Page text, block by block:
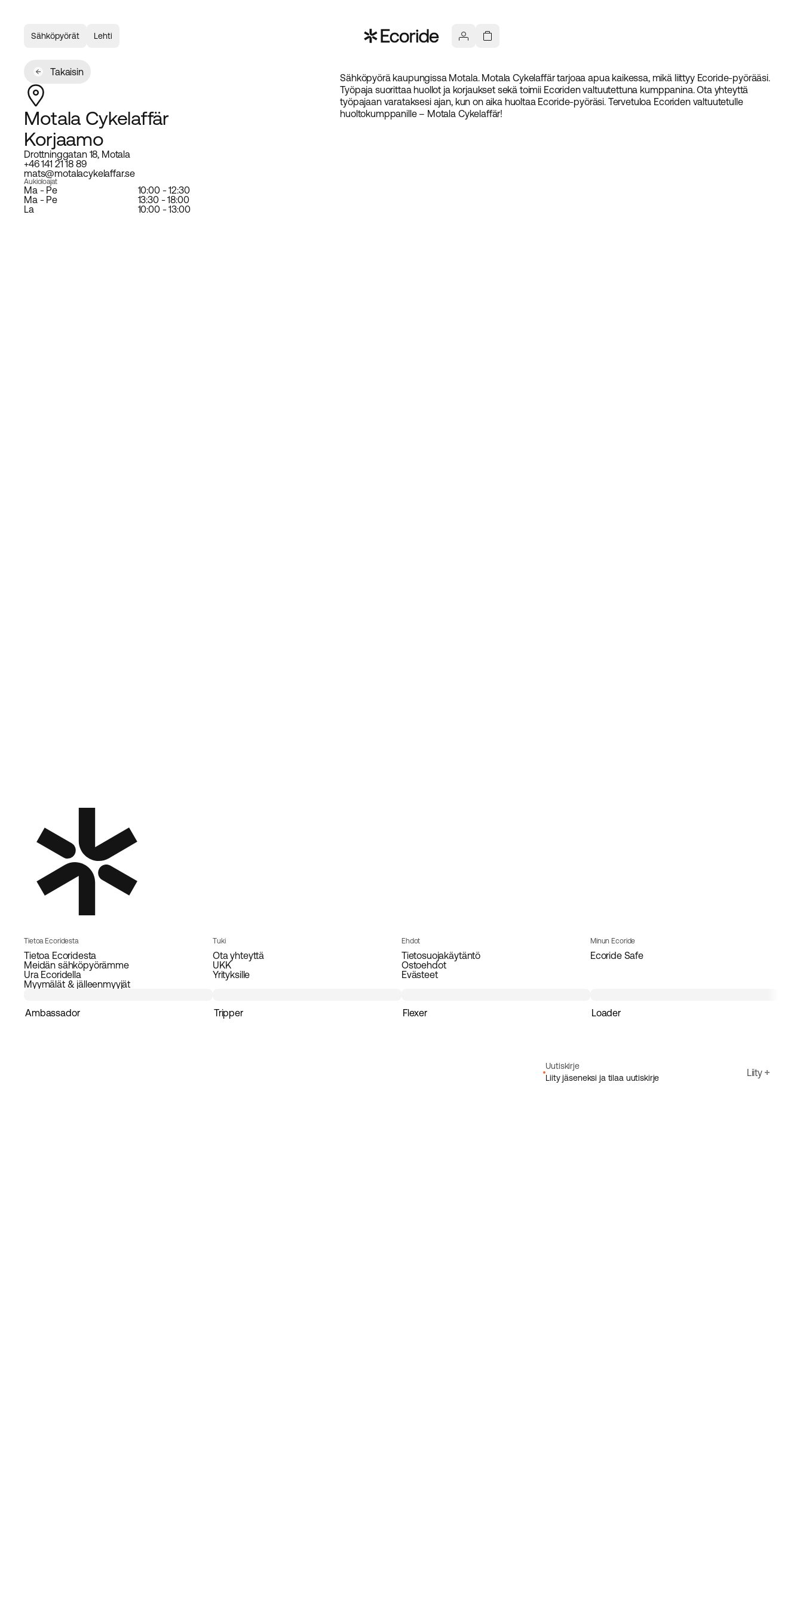
Sähköpyörät Lehti
Takaisin
Motala Cykelaffär
Korjaamo
Drottninggatan 18, Motala
+46 141 21 18 89
mats@motalacykelaffar.se
Aukioloajat
Ma - Pe
10:00 - 12:30
Ma - Pe
13:30 - 18:00
La
10:00 - 13:00
Sähköpyörä kaupungissa Motala. Motala Cykelaffär tarjoaa apua kaikessa, mikä liittyy Ecoride-pyörääsi.
Työpaja suorittaa huollot ja korjaukset sekä toimii Ecoriden valtuutettuna kumppanina. Ota yhteyttä
työpajaan varataksesi ajan, kun on aika huoltaa Ecoride-pyöräsi. Tervetuloa Ecoriden valtuutetulle
huoltokumppanille – Motala Cykelaffär!
Tietoa Ecoridesta
Tietoa Ecoridesta
Meidän sähköpyörämme
Ura Ecoridella
Myymälät & jälleenmyyjät
Tuki
Ota yhteyttä
UKK
Yrityksille
Ehdot
Tietosuojakäytäntö
Ostoehdot
Evästeet
Minun Ecoride
Ecoride Safe
Ambassador Tripper Flexer Loader
Uutiskirje
Liity jäseneksi ja tilaa uutiskirje
Liity